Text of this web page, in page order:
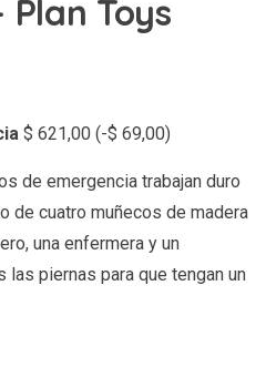
Plan Toys
$ 621,00 (-$ 69,00)
de emergencia trabajan duro
de cuatro muñecos de madera
una enfermera y un
piernas para que tengan un